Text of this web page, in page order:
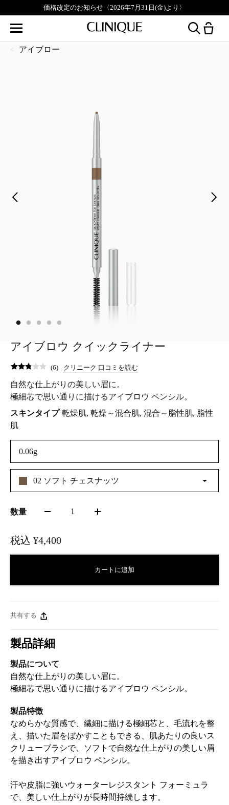
価格改定のお知らせ〈2026年7月31日(金)より〉
アイブロー
アイブロウ クイックライナー
(6) クリニーク 口コミを読む
自然な仕上がりの美しい眉に。
極細芯で思い通りに描けるアイブロウ ペンシル。
スキンタイプ 乾燥肌, 乾燥～混合肌, 混合～脂性肌, 脂性
肌
0.06g
02 ソフト チェスナッツ
数量 1
カートに追加
税込 ¥4,400
共有する
製品詳細
製品について
自然な仕上がりの美しい眉に。
極細芯で思い通りに描けるアイブロウ ペンシル。
製品特徴
なめらかな質感で、繊細に描ける極細芯と、毛流れを整
え、描いた眉をぼかすこともできる、肌あたりの良いス
クリューブラシで、ソフトで自然な仕上がりの美しい眉
を描き出すアイブロウ ペンシル。
汗や皮脂に強いウォーターレジスタント フォーミュラ
で、美しい仕上がりが長時間持続します。